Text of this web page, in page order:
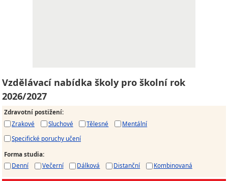
Vzdělávací nabídka školy pro školní rok
2026/2027
Zdravotní postižení:
Zrakové
Sluchové Tělesné
Mentální
Specifické poruchy učení
Forma studia:
Denní
Večerní Dálková Distanční Kombinovaná